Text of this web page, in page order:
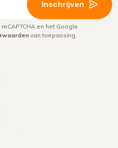
Inschrijven
en het Google
van toepassing.